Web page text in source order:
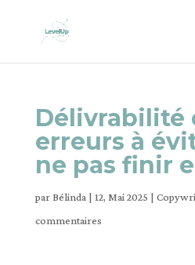
Délivrabilité
erreurs à
ne pas finir
par Bélinda | 12, Mai 2025 |
commentaires